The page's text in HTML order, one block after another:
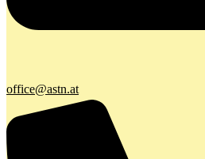
office@astn.at